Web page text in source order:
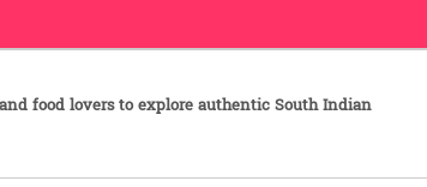
food lovers to explore authentic South Indian